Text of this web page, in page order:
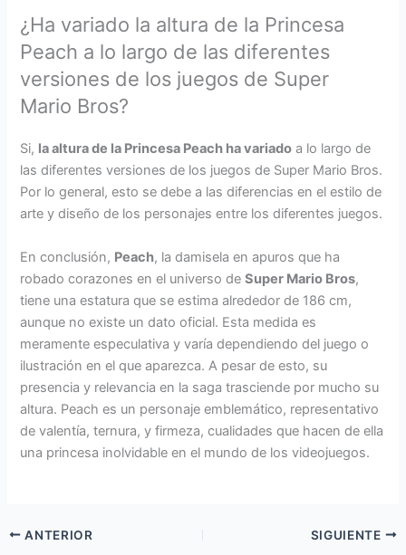
¿Ha variado la altura de la Princesa
Peach a lo largo de las diferentes
versiones de los juegos de Super
Mario Bros?
Si, la altura de la Princesa Peach ha variado a lo largo de
las diferentes versiones de los juegos de Super Mario Bros.
Por lo general, esto se debe a las diferencias en el estilo de
arte y diseño de los personajes entre los diferentes juegos.
En conclusión, Peach, la damisela en apuros que ha
robado corazones en el universo deSuper Mario Bros,
tiene una estatura que se estima alrededor de 186 cm,
aunque no existe un dato oficial. Esta medida es
meramente especulativa y varía dependiendo del juego o
ilustración en el que aparezca. A pesar de esto, su
presencia y relevancia en la saga trasciende por mucho su
altura. Peach es un personaje emblemático, representativo
de valentía, ternura, y firmeza, cualidades que hacen de ella
una princesa inolvidable en el mundo de los videojuegos.
ANTERIOR SIGUIENTE